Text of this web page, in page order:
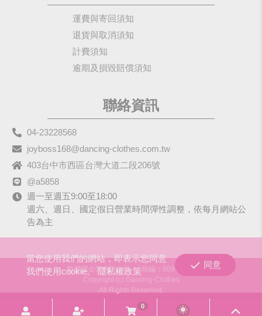
運費與寄回須知
退貨與取消須知
計費須知
逾期及損毀賠償須知
聯絡資訊
04-23228568
joyboss168@dancing-clothes.com.tw
403台中市西區台灣大道二段206號
@a5858
週一至週五9:00至18:00
週六、週日、國定假日營業時間彈性調整，依每月網站公
告為主
歡樂國企業有限公司
統編：90979680
Copyright (c) Dancing-Clothes
All Rights Reserved.
當您使用我們的網站，即表示您同意
我們使用cookie。隱私權政策
同意
0